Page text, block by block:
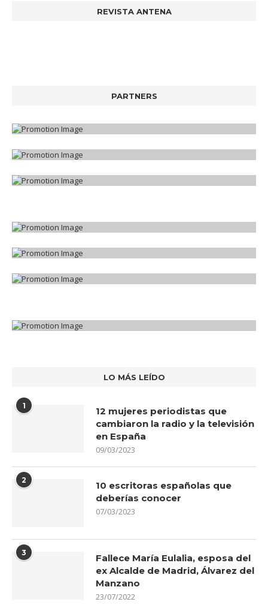
REVISTA ANTENA
PARTNERS
LO MÁS LEÍDO
1
12 mujeres periodistas que
cambiaron la radio y la televisión
en España
09/03/2023
2
10 escritoras españolas que
deberías conocer
07/03/2023
3
Fallece María Eulalia, esposa del
ex Alcalde de Madrid, Álvarez del
Manzano
23/07/2022